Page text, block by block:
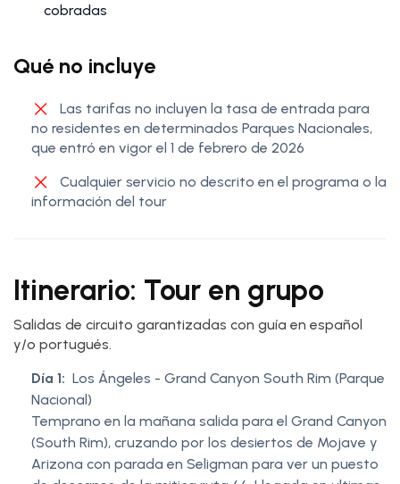
cobradas
Qué no incluye
Las tarifas no incluyen la tasa de entrada para
no residentes en determinados Parques Nacionales,
que entró en vigor el 1 de febrero de 2026
Cualquier servicio no descrito en el programa o la
información del tour
Itinerario: Tour en grupo
Salidas de circuito garantizadas con guía en español
y/o portugués.
Día 1: Los Ángeles - Grand Canyon South Rim (Parque
Nacional)
Temprano en la mañana salida para el Grand Canyon
(South Rim), cruzando por los desiertos de Mojave y
Arizona con parada en Seligman para ver un puesto